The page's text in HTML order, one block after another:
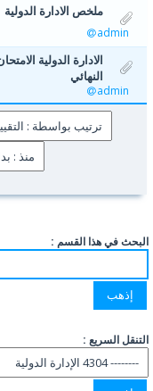
ملخص الادارة الدولية
admin
الادارة الدولية الامتحان
النهائي
admin
البحث في هذا القسم :
التنقل السريع :